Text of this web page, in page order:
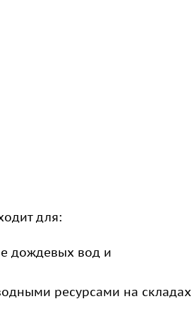
для:
дождевых вод и
ресурсами на складах